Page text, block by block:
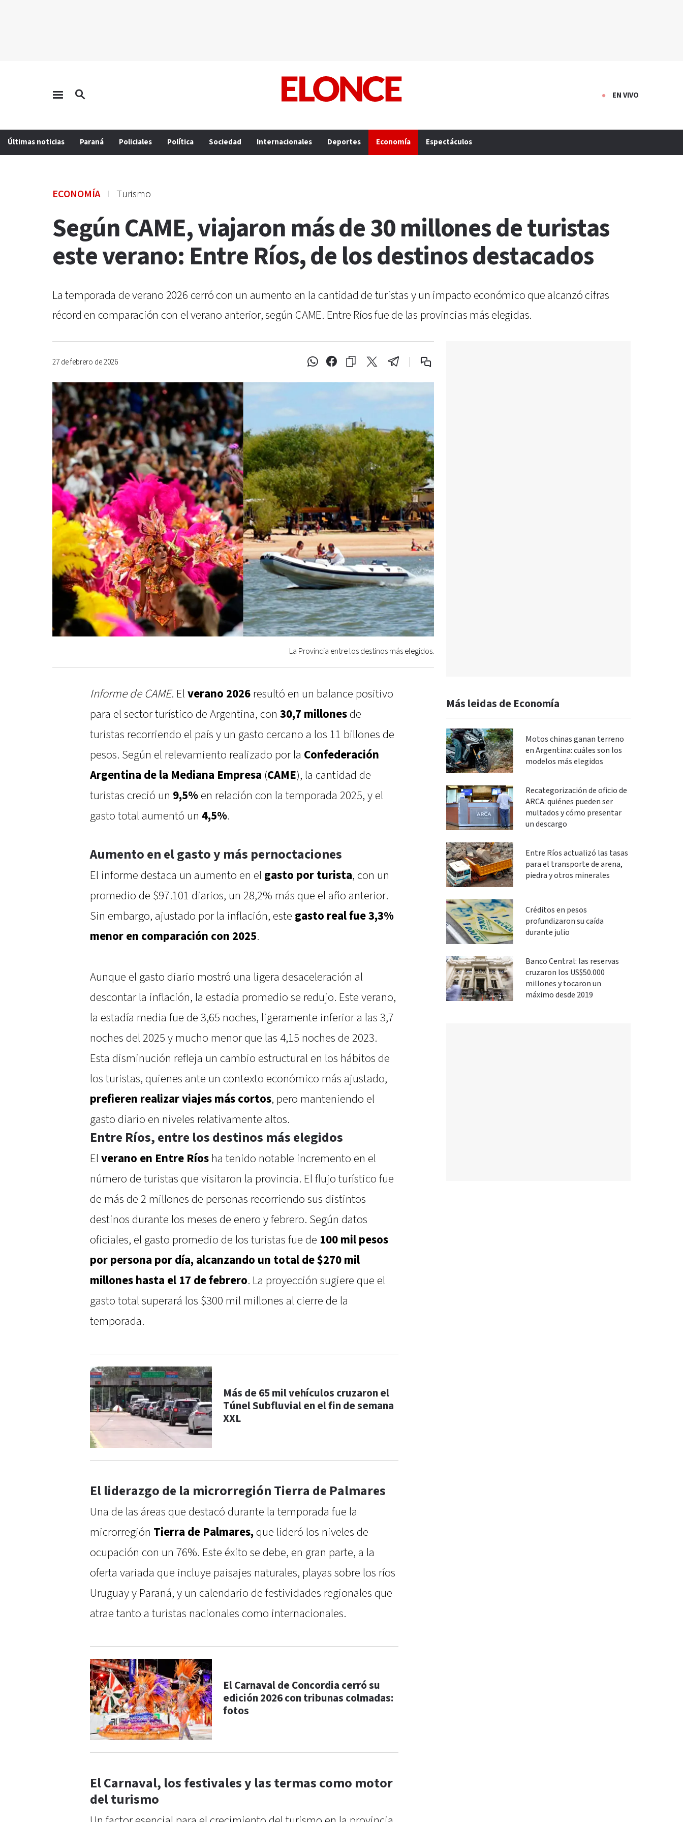
EN VIVO
Últimas noticias Paraná Policiales Política Sociedad Internacionales Deportes Economía Espectáculos
ECONOMÍA Turismo
Según CAME, viajaron más de 30 millones de turistas
este verano: Entre Ríos, de los destinos destacados
La temporada de verano 2026 cerró con un aumento en la cantidad de turistas y un impacto económico que alcanzó cifras
récord en comparación con el verano anterior, según CAME. Entre Ríos fue de las provincias más elegidas.
27 de febrero de 2026
La Provincia entre los destinos más elegidos.
Informe de CAME. El verano 2026 resultó en un balance positivo
para el sector turístico de Argentina, con 30,7 millonesde
turistas recorriendo el país y un gasto cercano a los 11 billones de
pesos. Según el relevamiento realizado por la Confederación
Argentina de la Mediana Empresa (CAME), la cantidad de
turistas creció un 9,5%en relación con la temporada 2025, y el
gasto total aumentó un 4,5%.
Aumento en el gasto y más pernoctaciones
El informe destaca un aumento en el gasto por turista, con un
promedio de $97.101 diarios, un 28,2% más que el año anterior.
Sin embargo, ajustado por la inflación, este gasto real fue 3,3%
menor en comparación con 2025.
Aunque el gasto diario mostró una ligera desaceleración al
descontar la inflación, la estadía promedio se redujo. Este verano,
la estadía media fue de 3,65 noches, ligeramente inferior a las 3,7
noches del 2025 y mucho menor que las 4,15 noches de 2023.
Esta disminución refleja un cambio estructural en los hábitos de
los turistas, quienes ante un contexto económico más ajustado,
prefieren realizar viajes más cortos, pero manteniendo el
gasto diario en niveles relativamente altos.
Entre Ríos, entre los destinos más elegidos
El verano en Entre Ríos ha tenido notable incremento en el
número de turistas que visitaron la provincia. El flujo turístico fue
de más de 2 millones de personas recorriendo sus distintos
destinos durante los meses de enero y febrero. Según datos
oficiales, el gasto promedio de los turistas fue de 100 mil pesos
por persona por día, alcanzando un total de $270 mil
millones hasta el 17 de febrero. La proyección sugiere que el
gasto total superará los $300 mil millones al cierre de la
temporada.
Más de 65 mil vehículos cruzaron el
Túnel Subfluvial en el fin de semana
XXL
El liderazgo de la microrregión Tierra de Palmares
Una de las áreas que destacó durante la temporada fue la
microrregión Tierra de Palmares,que lideró los niveles de
ocupación con un 76%. Este éxito se debe, en gran parte, a la
oferta variada que incluye paisajes naturales, playas sobre los ríos
Uruguay y Paraná, y un calendario de festividades regionales que
atrae tanto a turistas nacionales como internacionales.
El Carnaval de Concordia cerró su
edición 2026 con tribunas colmadas:
fotos
El Carnaval, los festivales y las termas como motor
del turismo
Más leidas de Economía
Motos chinas ganan terreno
en Argentina: cuáles son los
modelos más elegidos
Recategorización de oficio de
ARCA: quiénes pueden ser
multados y cómo presentar
un descargo
Entre Ríos actualizó las tasas
para el transporte de arena,
piedra y otros minerales
Créditos en pesos
profundizaron su caída
durante julio
Banco Central: las reservas
cruzaron los US$50.000
millones y tocaron un
máximo desde 2019